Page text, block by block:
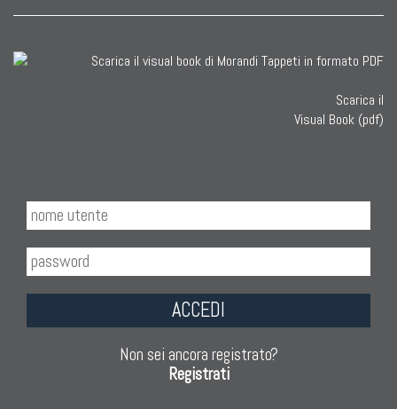
Scarica il
Visual Book (pdf)
ACCEDI
Non sei ancora registrato?
Registrati